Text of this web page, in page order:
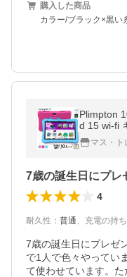
購入した商品
カラー/ブラック×黒い
Plimpton
d 15 wi-fi
5コア
0.1型マス・ト
4
耐久性 ： 普通、 充電の持ち
7歳の誕生日にプレゼ
で1人で色々やってい
て使わせています。